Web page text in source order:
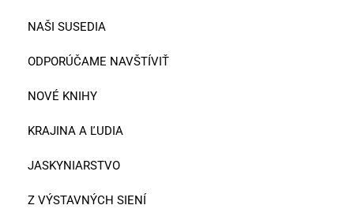
NAŠI SUSEDIA
ODPORÚČAME NAVŠTÍVIŤ
NOVÉ KNIHY
KRAJINA A ĽUDIA
JASKYNIARSTVO
Z VÝSTAVNÝCH SIENÍ